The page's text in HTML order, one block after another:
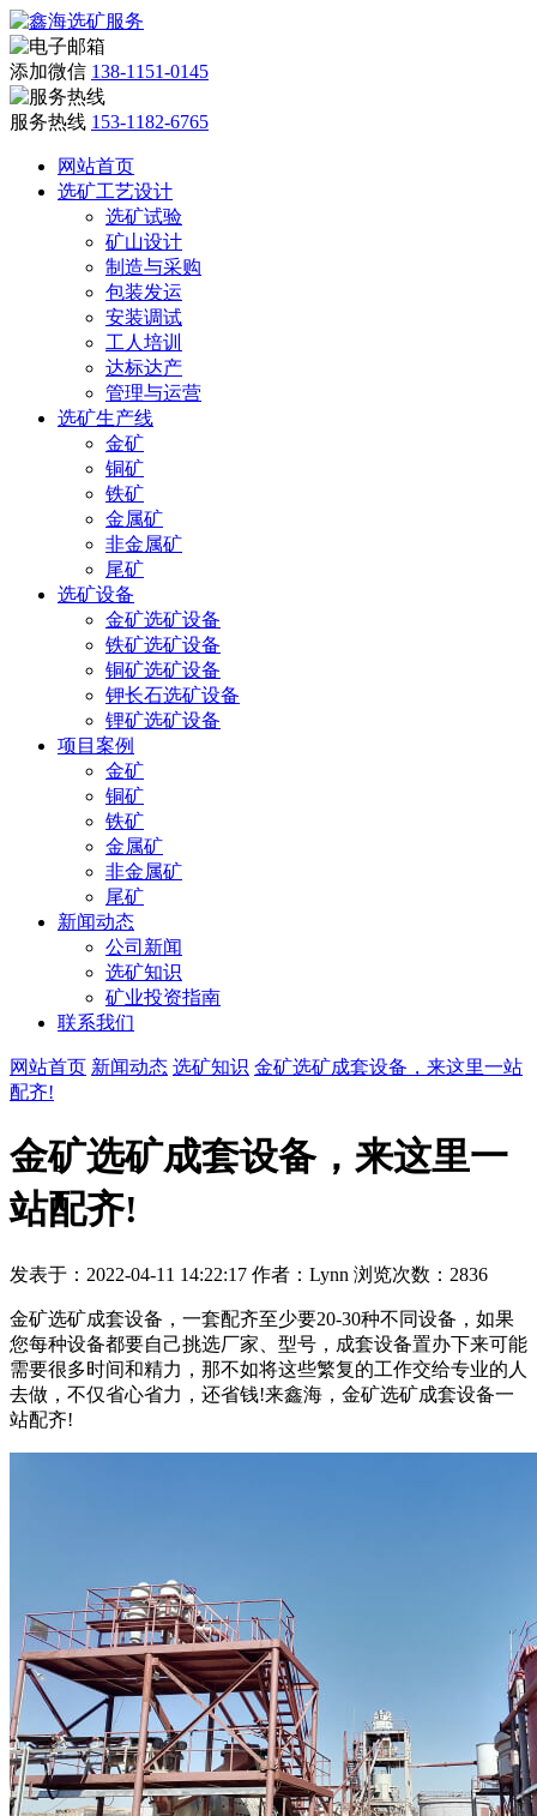
添加微信 138-1151-0145
服务热线 153-1182-6765
网站首页
选矿工艺设计
选矿试验
矿山设计
制造与采购
包装发运
安装调试
工人培训
达标达产
管理与运营
选矿生产线
金矿
铜矿
铁矿
金属矿
非金属矿
尾矿
选矿设备
金矿选矿设备
铁矿选矿设备
铜矿选矿设备
钾长石选矿设备
锂矿选矿设备
项目案例
金矿
铜矿
铁矿
金属矿
非金属矿
尾矿
新闻动态
公司新闻
选矿知识
矿业投资指南
联系我们
网站首页 新闻动态 选矿知识 金矿选矿成套设备，来这里一站
配齐!
金矿选矿成套设备，来这里一
站配齐!
发表于：2022-04-11 14:22:17 作者：Lynn 浏览次数：2836
金矿选矿成套设备，一套配齐至少要20-30种不同设备，如果
您每种设备都要自己挑选厂家、型号，成套设备置办下来可能
需要很多时间和精力，那不如将这些繁复的工作交给专业的人
去做，不仅省心省力，还省钱!来鑫海，金矿选矿成套设备一
站配齐!